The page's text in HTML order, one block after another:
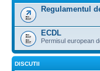
Regulamentul
ECDL
Permisul european
DISCUTII